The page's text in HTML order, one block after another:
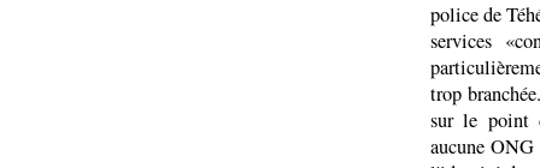
police de
services
trop
sur le point
aucune ONG